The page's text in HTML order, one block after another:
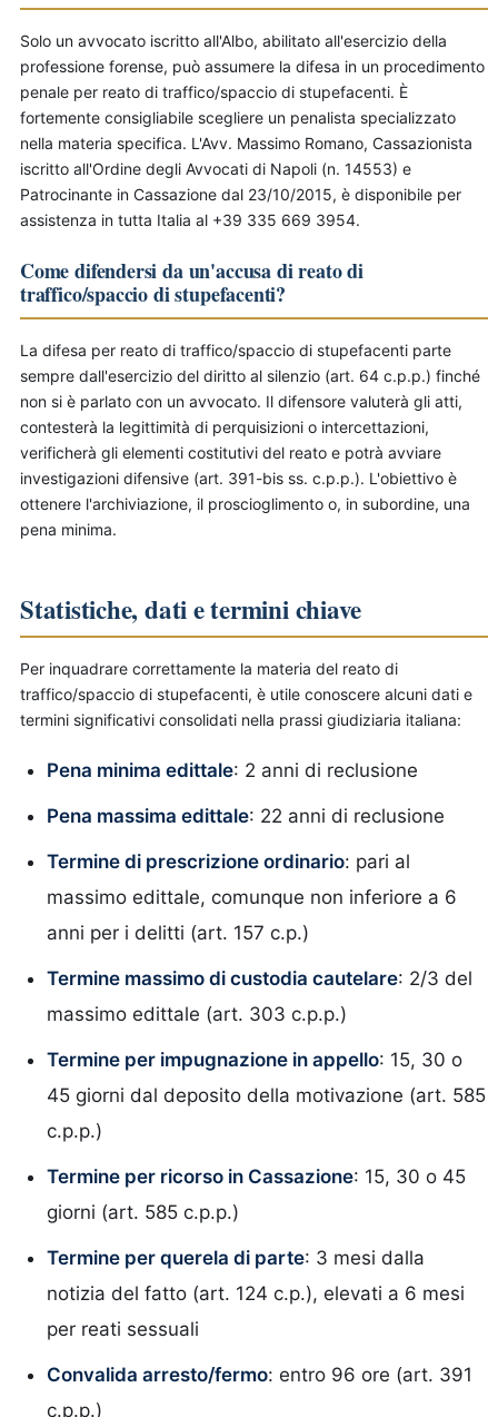
Solo un avvocato iscritto all'Albo, abilitato all'esercizio della
professione forense, può assumere la difesa in un procedimento
penale per reato di traffico/spaccio di stupefacenti. È
fortemente consigliabile scegliere un penalista specializzato
nella materia specifica. L'Avv. Massimo Romano, Cassazionista
iscritto all'Ordine degli Avvocati di Napoli (n. 14553) e
Patrocinante in Cassazione dal 23/10/2015, è disponibile per
assistenza in tutta Italia al +39 335 669 3954.
Come difendersi da un'accusa di reato di
traffico/spaccio di stupefacenti?
La difesa per reato di traffico/spaccio di stupefacenti parte
sempre dall'esercizio del diritto al silenzio (art. 64 c.p.p.) finché
non si è parlato con un avvocato. Il difensore valuterà gli atti,
contesterà la legittimità di perquisizioni o intercettazioni,
verificherà gli elementi costitutivi del reato e potrà avviare
investigazioni difensive (art. 391-bis ss. c.p.p.). L'obiettivo è
ottenere l'archiviazione, il proscioglimento o, in subordine, una
pena minima.
Statistiche, dati e termini chiave
Per inquadrare correttamente la materia del reato di
traffico/spaccio di stupefacenti, è utile conoscere alcuni dati e
termini significativi consolidati nella prassi giudiziaria italiana:
Pena minima edittale: 2 anni di reclusione
Pena massima edittale: 22 anni di reclusione
Termine di prescrizione ordinario: pari al
massimo edittale, comunque non inferiore a 6
anni per i delitti (art. 157 c.p.)
Termine massimo di custodia cautelare: 2/3 del
massimo edittale (art. 303 c.p.p.)
Termine per impugnazione in appello: 15, 30 o
45 giorni dal deposito della motivazione (art. 585
c.p.p.)
Termine per ricorso in Cassazione: 15, 30 o 45
giorni (art. 585 c.p.p.)
Termine per querela di parte: 3 mesi dalla
notizia del fatto (art. 124 c.p.), elevati a 6 mesi
per reati sessuali
Convalida arresto/fermo: entro 96 ore (art. 391
c.p.p.)